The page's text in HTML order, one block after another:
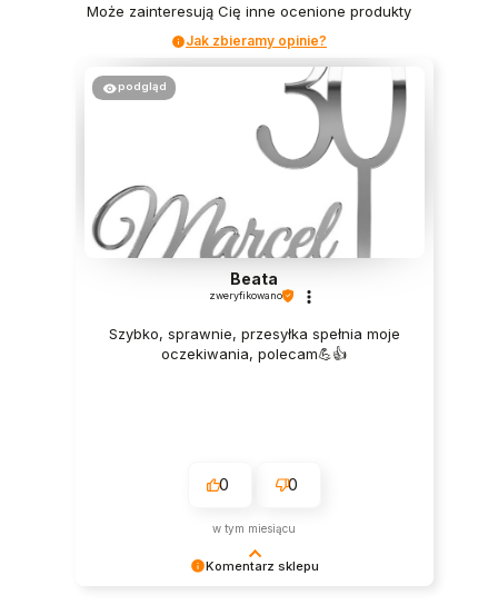
Może zainteresują Cię inne ocenione produkty
Jak zbieramy opinie?
Komentarz sklepu
podgląd
Beata
zweryfikowano
Szybko, sprawnie, przesyłka spełnia moje
oczekiwania, polecam💪👍️
0 0
w tym miesiącu